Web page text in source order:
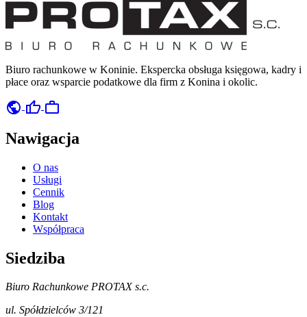
Biuro rachunkowe w Koninie. Ekspercka obsługa księgowa, kadry i
płace oraz wsparcie podatkowe dla firm z Konina i okolic.
public thumb_up work
Nawigacja
O nas
Usługi
Cennik
Blog
Kontakt
Współpraca
Siedziba
Biuro Rachunkowe PROTAX s.c.
ul. Spółdzielców 3/121